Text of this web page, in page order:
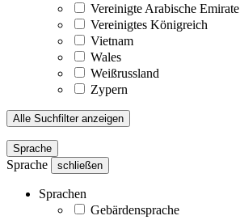
Vereinigte Arabische Emirate
Vereinigtes Königreich
Vietnam
Wales
Weißrussland
Zypern
Alle Suchfilter anzeigen
Sprache
Sprache schließen
Sprachen
Gebärdensprache